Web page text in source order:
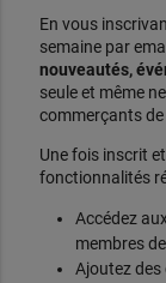
En vous
semaine par
nouveautés,
seule et même
commerçants
Une fois inscrit
fonctionnalités
Accédez
membres
Ajoutez